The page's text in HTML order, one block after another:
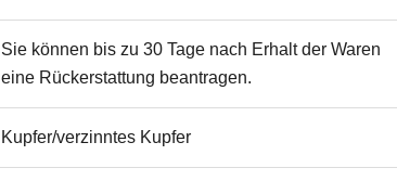
Sie können bis zu 30 Tage nach Erhalt der Waren
eine Rückerstattung beantragen.
Kupfer/verzinntes Kupfer